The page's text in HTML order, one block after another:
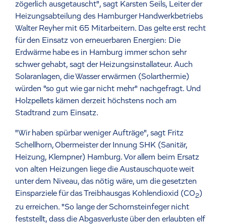
zögerlich ausgetauscht", sagt Karsten Seils, Leiter der
Heizungsabteilung des Hamburger Handwerkbetriebs
Walter Reyher mit 65 Mitarbeitern. Das gelte erst recht
für den Einsatz von erneuerbaren Energien: Die
Erdwärme habe es in Hamburg immer schon sehr
schwer gehabt, sagt der Heizungsinstallateur. Auch
Solaranlagen, die Wasser erwärmen (Solarthermie)
würden "so gut wie gar nicht mehr" nachgefragt. Und
Holzpellets kämen derzeit höchstens noch am
Stadtrand zum Einsatz.
"Wir haben spürbar weniger Aufträge", sagt Fritz
Schellhorn, Obermeister der Innung SHK (Sanitär,
Heizung, Klempner) Hamburg. Vor allem beim Ersatz
von alten Heizungen liege die Austauschquote weit
unter dem Niveau, das nötig wäre, um die gesetzten
Einsparziele für das Treibhausgas Kohlendioxid (CO2)
zu erreichen. "So lange der Schornsteinfeger nicht
feststellt, dass die Abgasverluste über den erlaubten elf